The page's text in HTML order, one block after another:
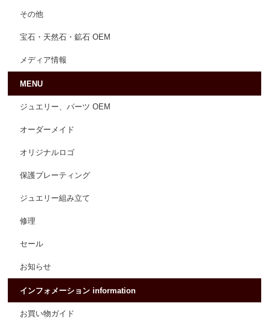
その他
宝石・天然石・鉱石 OEM
メディア情報
MENU
ジュエリー、パーツ OEM
オーダーメイド
オリジナルロゴ
保護プレーティング
ジュエリー組み立て
修理
セール
お知らせ
インフォメーション information
お買い物ガイド